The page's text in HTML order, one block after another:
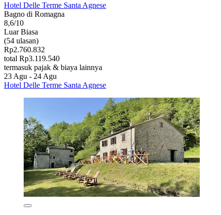
Hotel Delle Terme Santa Agnese
Bagno di Romagna
8,6/10
Luar Biasa
(54 ulasan)
Rp2.760.832
total Rp3.119.540
termasuk pajak & biaya lainnya
23 Agu - 24 Agu
Hotel Delle Terme Santa Agnese